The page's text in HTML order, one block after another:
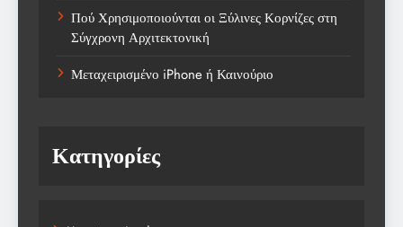
Πού Χρησιμοποιούνται οι Ξύλινες Κορνίζες στη
Σύγχρονη Αρχιτεκτονική
Μεταχειρισμένο iPhone ή Καινούριο
Κατηγορίες